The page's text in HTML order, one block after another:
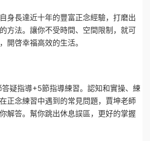
身長達近十年的豐富正念經驗，打磨出
方法。讓你不受時間、空間限制，就可
開啓幸福高效的生活。
疑指導+5節指導練習。認知和實操、練
正念練習中遇到的常見問題，賈坤老師
解答。幫你跳出休息誤區，更好的掌握